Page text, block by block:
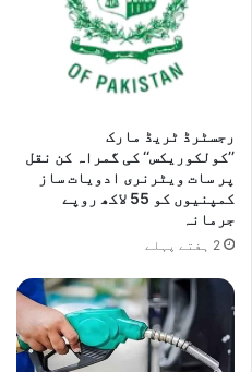
رجسٹرڈ ٹریڈ مارک
’’کولکوریکس‘‘ کی گمراہ کن نقل
پر سات ویٹرنری ادویات ساز
کمپنیوں کو 55 لاکھ روپے
جرمانہ
2 ہفتے پہلے